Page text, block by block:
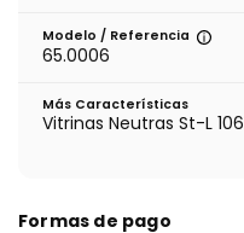
Modelo / Referencia
65.0006
Más Características
Vitrinas Neutras St-L 106
Formas de pago